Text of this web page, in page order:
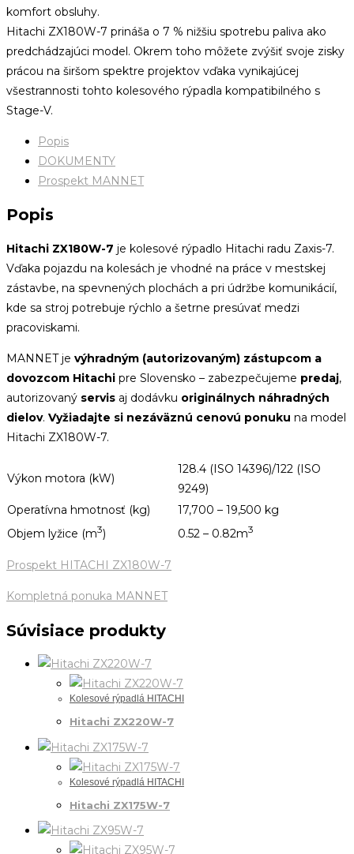
komfort obsluhy.
Hitachi ZX180W-7 prináša o 7 % nižšiu spotrebu paliva ako
predchádzajúci model. Okrem toho môžete zvýšiť svoje zisky
prácou na širšom spektre projektov vďaka vynikajúcej
všestrannosti tohto kolesového rýpadla kompatibilného s
Stage-V.
Popis
DOKUMENTY
Prospekt MANNET
Popis
Hitachi ZX180W-7 je kolesové rýpadlo Hitachi radu Zaxis-7.
Vďaka pojazdu na kolesách je vhodné na práce v mestskej
zástavbe, na spevnených plochách a pri údržbe komunikácií,
kde sa stroj potrebuje rýchlo a šetrne presúvať medzi
pracoviskami.
MANNET je výhradným (autorizovaným) zástupcom a
dovozcom Hitachi pre Slovensko – zabezpečujeme predaj,
autorizovaný servis aj dodávku originálnych náhradných
dielov. Vyžiadajte si nezáväznú cenovú ponuku na model
Hitachi ZX180W-7.
Výkon motora (kW)
128.4 (ISO 14396)/122 (ISO
9249)
Operatívna hmotnosť (kg)
17,700 – 19,500 kg
Objem lyžice (m3) 0.52 – 0.82m3
Prospekt HITACHI ZX180W-7
Kompletná ponuka MANNET
Súvisiace produkty
Kolesové rýpadlá HITACHI
Hitachi ZX220W-7
Kolesové rýpadlá HITACHI
Hitachi ZX175W-7